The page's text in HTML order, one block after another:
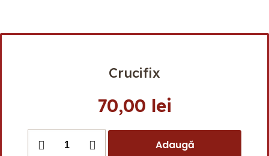
Crucifix
70,00 lei
Adaugă